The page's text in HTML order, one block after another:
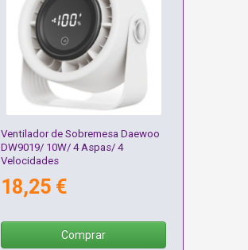
Ventilador de Sobremesa Daewoo
DW9019/ 10W/ 4 Aspas/ 4
Velocidades
18,25 €
Comprar